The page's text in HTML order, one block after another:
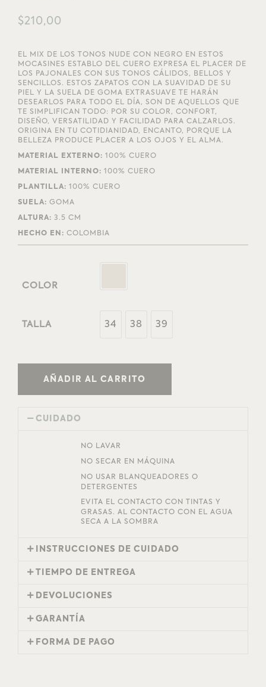
$210,00
EL MIX DE LOS TONOS NUDE CON NEGRO EN ESTOS
MOCASINES ESTABLO DEL CUERO EXPRESA EL PLACER DE
LOS PAJONALES CON SUS TONOS CÁLIDOS, BELLOS Y
SENCILLOS. ESTOS ZAPATOS CON LA SUAVIDAD DE SU
PIEL Y LA SUELA DE GOMA EXTRASUAVE TE HARÁN
DESEARLOS PARA TODO EL DÍA, SON DE AQUELLOS QUE
TE SIMPLIFICAN TODO: POR SU COLOR, CONFORT,
DISEÑO, VERSATILIDAD Y FACILIDAD PARA CALZARLOS.
ORIGINA EN TU COTIDIANIDAD, ENCANTO, PORQUE LA
BELLEZA PRODUCE PLACER A LOS OJOS Y EL ALMA.
MATERIAL EXTERNO: 100% CUERO
MATERIAL INTERNO: 100% CUERO
PLANTILLA: 100% CUERO
SUELA: GOMA
ALTURA: 3.5 CM
HECHO EN: COLOMBIA
COLOR
TALLA 34 38 39
AÑADIR AL CARRITO
CUIDADO
NO LAVAR
NO SECAR EN MÁQUINA
NO USAR BLANQUEADORES O
DETERGENTES
EVITA EL CONTACTO CON TINTAS Y
GRASAS. AL CONTACTO CON EL AGUA
SECA A LA SOMBRA
INSTRUCCIONES DE CUIDADO
TIEMPO DE ENTREGA
DEVOLUCIONES
GARANTÍA
FORMA DE PAGO